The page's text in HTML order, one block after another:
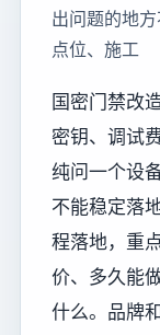
出问题的地
点位、施工
国密门禁改
密钥、调试
纯问一个设
不能稳定落
程落地，重
价、多久能
什么。品牌